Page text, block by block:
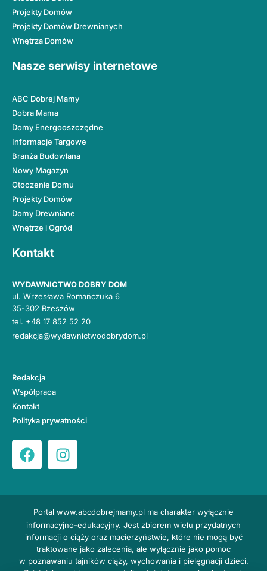
Projekty Domów
Projekty Domów Drewnianych
Wnętrza Domów
Nasze serwisy internetowe
ABC Dobrej Mamy
Dobra Mama
Domy Energooszczędne
Informacje Targowe
Branża Budowlana
Nowy Magazyn
Otoczenie Domu
Projekty Domów
Domy Drewniane
Wnętrze i Ogród
Kontakt
WYDAWNICTWO DOBRY DOM
ul. Wrzesława Romańczuka 6
35-302 Rzeszów
tel. +48 17 852 52 20
redakcja@wydawnictwodobrydom.pl
Redakcja
Współpraca
Kontakt
Polityka prywatności
Portal www.abcdobrejmamy.pl ma charakter wyłącznie
informacyjno-edukacyjny. Jest zbiorem wielu przydatnych
informacji o ciąży oraz macierzyństwie, które nie mogą być
traktowane jako zalecenia, ale wyłącznie jako pomoc
w poznawaniu tajników ciąży, wychowania i pielęgnacji dzieci.